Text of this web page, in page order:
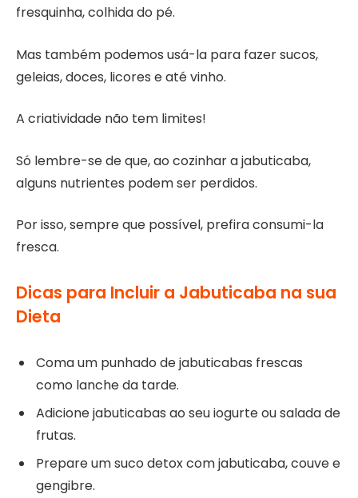
fresquinha, colhida do pé.
Mas também podemos usá-la para fazer sucos,
geleias, doces, licores e até vinho.
A criatividade não tem limites!
Só lembre-se de que, ao cozinhar a jabuticaba,
alguns nutrientes podem ser perdidos.
Por isso, sempre que possível, prefira consumi-la
fresca.
Dicas para Incluir a Jabuticaba na sua
Dieta
Coma um punhado de jabuticabas frescas
como lanche da tarde.
Adicione jabuticabas ao seu iogurte ou salada de
frutas.
Prepare um suco detox com jabuticaba, couve e
gengibre.